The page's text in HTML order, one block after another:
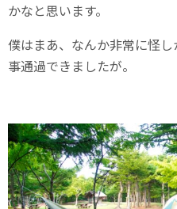
かなと思います。
僕はまあ、なんか非常に怪
事通過できましたが。